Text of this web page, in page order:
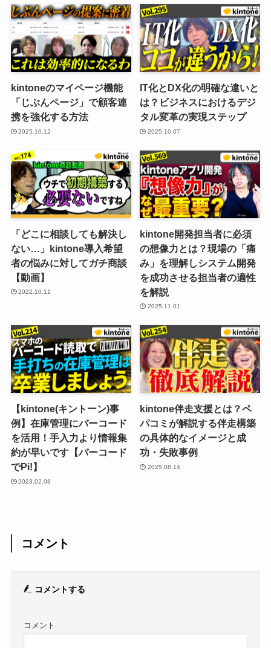
kintoneのマイページ機能
「じぶんページ」で顧客連
携を強化する方法
2025.10.12
IT化とDX化の明確な違いと
は？ビジネスにおけるデジ
タル変革の実現ステップ
2025.10.07
「どこに相談しても解決し
ない…」kintone導入希望
者の悩みに対してガチ商談
【動画】
2022.10.11
kintone開発担当者に必須
の想像力とは？現場の「痛
み」を理解しシステム開発
を成功させる担当者の適性
を解説
2025.11.01
【kintone(キントーン)事
例】在庫管理にバーコード
を活用！手入力より情報集
約が早いです【バーコード
でPi!】
2023.02.08
kintone伴走支援とは？ペ
パコミが解説する伴走構築
の具体的なイメージと成
功・失敗事例
2025.08.14
コメント
コメントする
コメント